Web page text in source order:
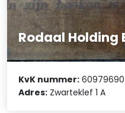
Rodaal Holding
KvK nummer: 60979690
Adres: Zwarteklef 1 A